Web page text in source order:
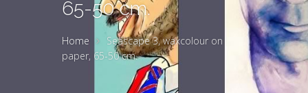
65-50 cm.
Home
Seascape 3, waxcolour on
paper, 65-50 cm.